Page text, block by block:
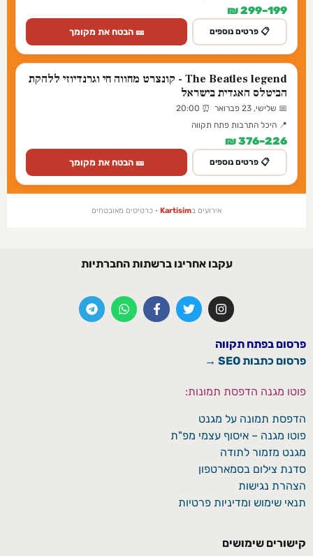
199–299 ₪
📋 פרטים נוספים 🎫 הבטח את מקומך
The Beatles legend - קונצרט מחווה חי וגרנדיוזי ללהקת
הביטלס האגדית בישראל
📅 שלישי, 23 פברואר ⏰ 20:00
📍 היכל התרבות פתח תקווה
226–376 ₪
📋 פרטים נוספים 🎫 הבטח את מקומך
אירועים בKartisim · כרטיסים מאובטחים
עקבו אחרינו ברשתות החברתיות
פרסום בפתח תקווה
פרסום כתבות SEO →
פוטו מגנה הדפסת תמונות:
הדפסת תמונה על מגנט
פוטו מגנה – איסוף עצמי מפ"ת
מגנט מזמור לתודה
סדנת צילום בסמארטפון
הצהרת נגישות
תנאי שימוש ומדיניות פרטיות
קישורים שימושים